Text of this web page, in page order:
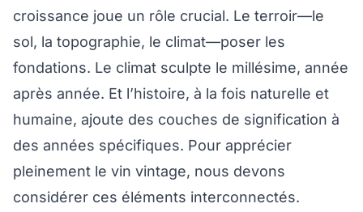
croissance joue un rôle crucial. Le terroir—le
sol, la topographie, le climat—poser les
fondations. Le climat sculpte le millésime, année
après année. Et l’histoire, à la fois naturelle et
humaine, ajoute des couches de signification à
des années spécifiques. Pour apprécier
pleinement le vin vintage, nous devons
considérer ces éléments interconnectés.